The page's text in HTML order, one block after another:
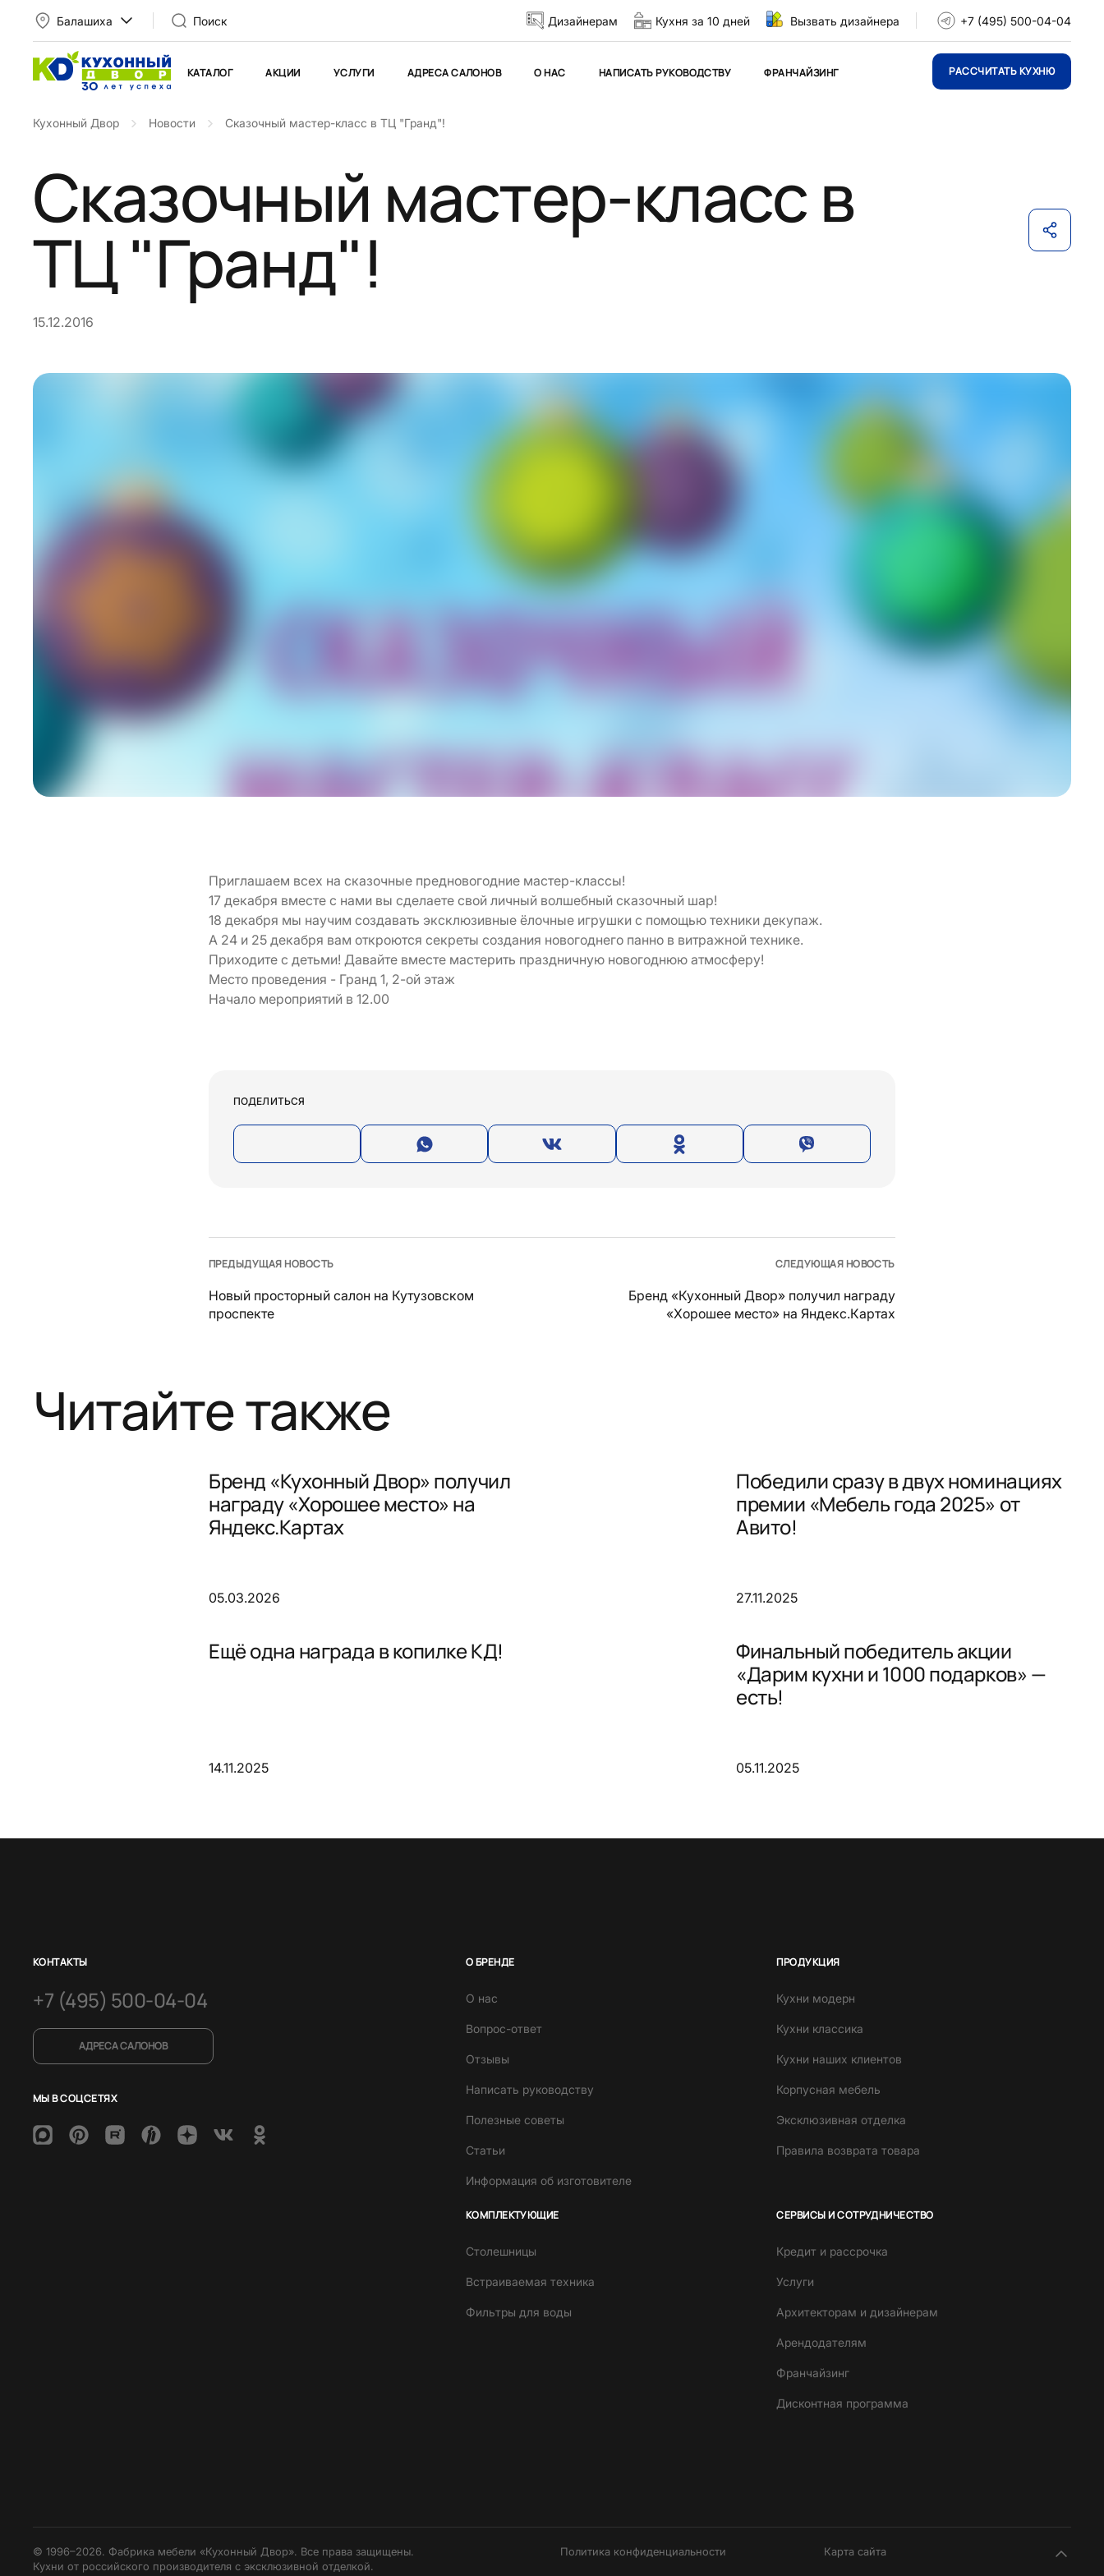
Балашиха Поиск Дизайнерам Кухня за 10 дней Вызвать дизайнера +7 (495) 500-04-04
КАТАЛОГ АКЦИИ УСЛУГИ АДРЕСА САЛОНОВ О НАС НАПИСАТЬ РУКОВОДСТВУ ФРАНЧАЙЗИНГ РАССЧИТАТЬ КУХНЮ
Кухонный Двор Новости Сказочный мастер-класс в ТЦ "Гранд"!
Сказочный мастер-класс в
ТЦ "Гранд"!
15.12.2016
Приглашаем всех на сказочные предновогодние мастер-классы!
17 декабря вместе с нами вы сделаете свой личный волшебный сказочный шар!
18 декабря мы научим создавать эксклюзивные ёлочные игрушки с помощью техники декупаж.
А 24 и 25 декабря вам откроются секреты создания новогоднего панно в витражной технике.
Приходите с детьми! Давайте вместе мастерить праздничную новогоднюю атмосферу!
Место проведения - Гранд 1, 2-ой этаж
Начало мероприятий в 12.00
ПОДЕЛИТЬСЯ
ПРЕДЫДУЩАЯ НОВОСТЬ
Новый просторный салон на Кутузовском
проспекте
СЛЕДУЮЩАЯ НОВОСТЬ
Бренд «Кухонный Двор» получил награду
«Хорошее место» на Яндекс.Картах
Читайте также
Бренд «Кухонный Двор» получил
награду «Хорошее место» на
Яндекс.Картах
05.03.2026
Победили сразу в двух номинациях
премии «Мебель года 2025» от
Авито!
27.11.2025
Ещё одна награда в копилке КД!
14.11.2025
Финальный победитель акции
«Дарим кухни и 1000 подарков» —
есть!
05.11.2025
КОНТАКТЫ
+7 (495) 500-04-04
АДРЕСА САЛОНОВ
МЫ В СОЦСЕТЯХ
О БРЕНДЕ
О нас
Вопрос-ответ
Отзывы
Написать руководству
Полезные советы
Статьи
Информация об изготовителе
ПРОДУКЦИЯ
Кухни модерн
Кухни классика
Кухни наших клиентов
Корпусная мебель
Эксклюзивная отделка
Правила возврата товара
КОМПЛЕКТУЮЩИЕ
Столешницы
Встраиваемая техника
Фильтры для воды
СЕРВИСЫ И СОТРУДНИЧЕСТВО
Кредит и рассрочка
Услуги
Архитекторам и дизайнерам
Арендодателям
Франчайзинг
Дисконтная программа
© 1996–2026. Фабрика мебели «Кухонный Двор». Все права защищены.
Кухни от российского производителя с эксклюзивной отделкой.
Политика конфиденциальности Карта сайта